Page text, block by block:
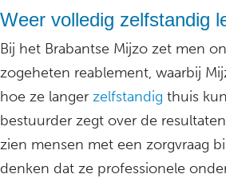
Weer volledig zelfstandig
Bij het Brabantse Mijzo zet men
zogeheten reablement, waarbij
hoe ze langer zelfstandig thuis
bestuurder zegt over de
zien mensen met een zorgvraag
denken dat ze professionele